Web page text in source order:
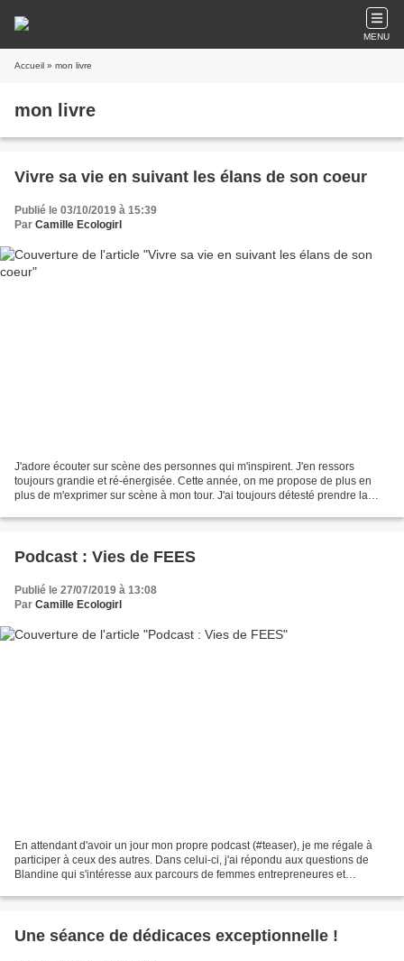
MENU
Accueil » mon livre
mon livre
Vivre sa vie en suivant les élans de son coeur
Publié le 03/10/2019 à 15:39
Par Camille Ecologirl
J'adore écouter sur scène des personnes qui m'inspirent. J'en ressors
toujours grandie et ré-énergisée. Cette année, on me propose de plus en
plus de m'exprimer sur scène à mon tour. J'ai toujours détesté prendre la
Podcast : Vies de FEES
Publié le 27/07/2019 à 13:08
Par Camille Ecologirl
En attendant d'avoir un jour mon propre podcast (#teaser), je me régale à
participer à ceux des autres. Dans celui-ci, j'ai répondu aux questions de
Blandine qui s'intéresse aux parcours de femmes entrepreneures et
Une séance de dédicaces exceptionnelle !